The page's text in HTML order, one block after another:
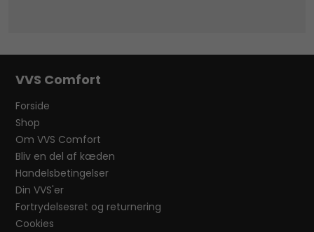
VVS Comfort
Forside
Shop
Om VVS Comfort
Bliv en del af kæden
Handelsbetingelser
Din VVS'er
Fortrydelsesret og returnering
Cookies